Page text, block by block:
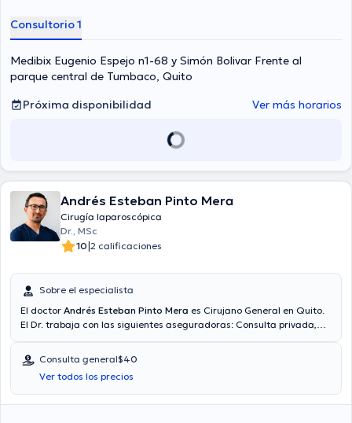
Consultorio 1
Medibix Eugenio Espejo n1-68 y Simón Bolivar Frente al
parque central de Tumbaco, Quito
Próxima disponibilidad
Ver más horarios
Andrés Esteban Pinto Mera
Cirugía laparoscópica
Dr., MSc
10|2 calificaciones
Sobre el especialista
El doctor Andrés Esteban Pinto Mera es Cirujano General en Quito.
El Dr. trabaja con las siguientes aseguradoras: Consulta privada,
con el médico especialista Andrés Esteban Pinto Mera es de $40. En
su consultorio abarca todo lo relacionado con Apendicitis, Cirugía
digestiva, Hernias, Cirugía de vesícula biliar.
Consulta general$40
Ver todos los precios